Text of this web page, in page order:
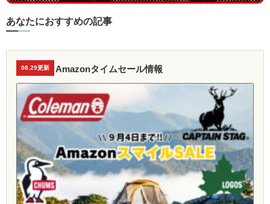
あなたにおすすめの記事
08.29更新 Amazonタイムセール情報